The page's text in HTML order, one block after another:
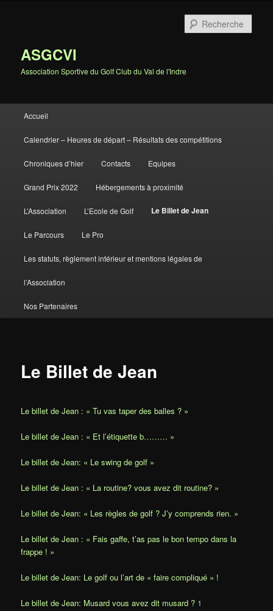
ASGCVI
Association Sportive du Golf Club du Val de l'Indre
Aller au contenu principal
Aller au contenu secondaire
Accueil
Calendrier – Heures de départ – Résultats des compétitions
Chroniques d’hier Contacts Equipes
Grand Prix 2022 Hébergements à proximité
L’Association L’Ecole de Golf Le Billet de Jean
Le Parcours Le Pro
Les statuts, règlement intérieur et mentions légales de
l’Association
Nos Partenaires
Le Billet de Jean
Le billet de Jean : « Tu vas taper des balles ? »
Le billet de Jean : « Et l’étiquette b……… »
Le billet de Jean: « Le swing de golf »
Le billet de Jean : « La routine? vous avez dit routine? »
Le billet de Jean: « Les règles de golf ? J’y comprends rien. »
Le billet de Jean : « Fais gaffe, t’as pas le bon tempo dans la
frappe ! »
Le billet de Jean: Le golf ou l’art de « faire compliqué » !
Le billet de Jean: Musard vous avez dit musard ? 1